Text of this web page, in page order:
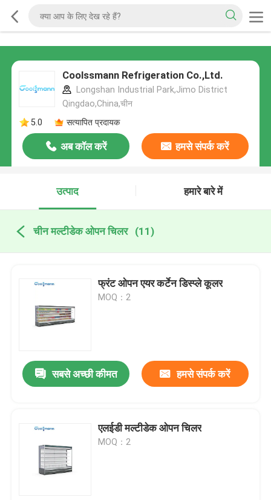
Coolssmann Refrigeration Co.,Ltd.
Longshan Industrial Park,Jimo District
Qingdao,China,चीन
5.0
सत्यापित प्रदायक
अब कॉल करें हमसे संपर्क करें
उत्पाद हमारे बारे में
चीन मल्टीडेक ओपन चिलर (11)
फ्रंट ओपन एयर कर्टेन डिस्प्ले कूलर
MOQ：2
सबसे अच्छी कीमत हमसे संपर्क करें
एलईडी मल्टीडेक ओपन चिलर
MOQ：2